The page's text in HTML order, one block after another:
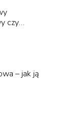
czy
– jak ją